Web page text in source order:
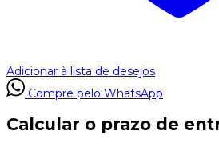
Adicionar à lista de desejos
Compre pelo WhatsApp
Calcular o prazo de